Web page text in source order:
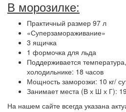
В морозилке:
Практичный размер 97 л
«Суперзамораживание»
3 ящичка
1 формочка для льда
Поддерживается
холодильнике: 18 часов
Мощность заморозки: 10 кг/
Занимает места (В х Ш х Г):
На нашем сайте всегда указана